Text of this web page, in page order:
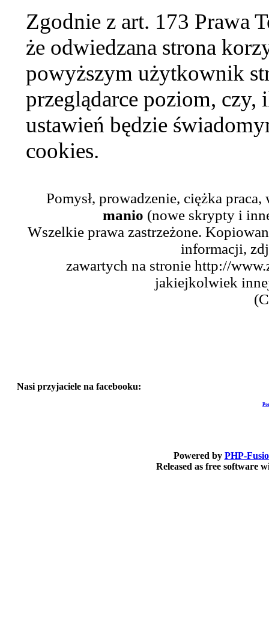
Zgodnie z art. 173 Prawa
że odwiedzana strona
powyższym użytkownik
przeglądarce poziom,
ustawień będzie
cookies.
Pomysł, prowadzenie, ciężka
manio (nowe skrypty i
Wszelkie prawa zastrzeżone.
informacji,
zawartych na stronie http://
jakiejkolwiek
Nasi przyjaciele na facebooku:
Powered by PHP-
Released as free software